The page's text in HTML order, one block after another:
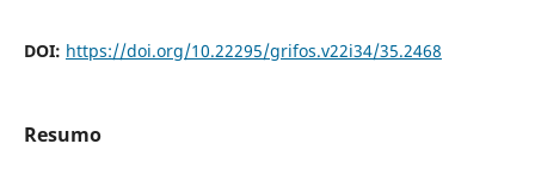
DOI: https://doi.org/10.22295/grifos.v22i34/35.2468
Resumo